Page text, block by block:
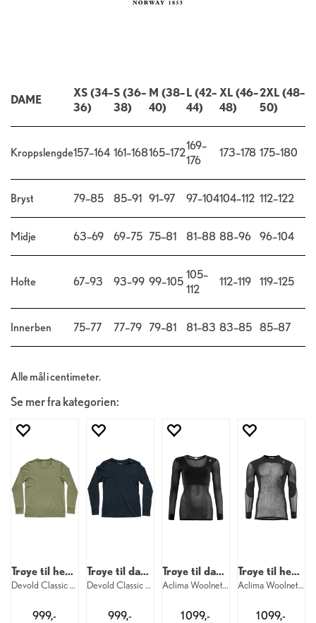
DAME
XS (34–
36)
S (36–
38)
M (38–
40)
L (42–
44)
XL (46–
48)
2XL (48–
50)
Kroppslengde157–164 161–168165–172
169–
176
173–178 175–180
Bryst 79–85 85–91 91–97 97–104104–112 112–122
Midje 63–69 69–75 75–81 81–88 88–96 96–104
Hofte 67–93 93–99 99–105
105–
112
112–119 119–125
Innerben 75–77 77–79 79–81 81–83 83–85 85–87
Alle mål i centimeter.
Se mer fra kategorien:
Trøye til herre
Devold Classic LS M 404
999,-
Trøye til dame
Devold Classic LS W 284
999,-
Trøye til dame
Aclima Woolnet Original Crew W 123
1 099,-
Trøye til herre
Aclima Woolnet Original Crew M 123
1 099,-